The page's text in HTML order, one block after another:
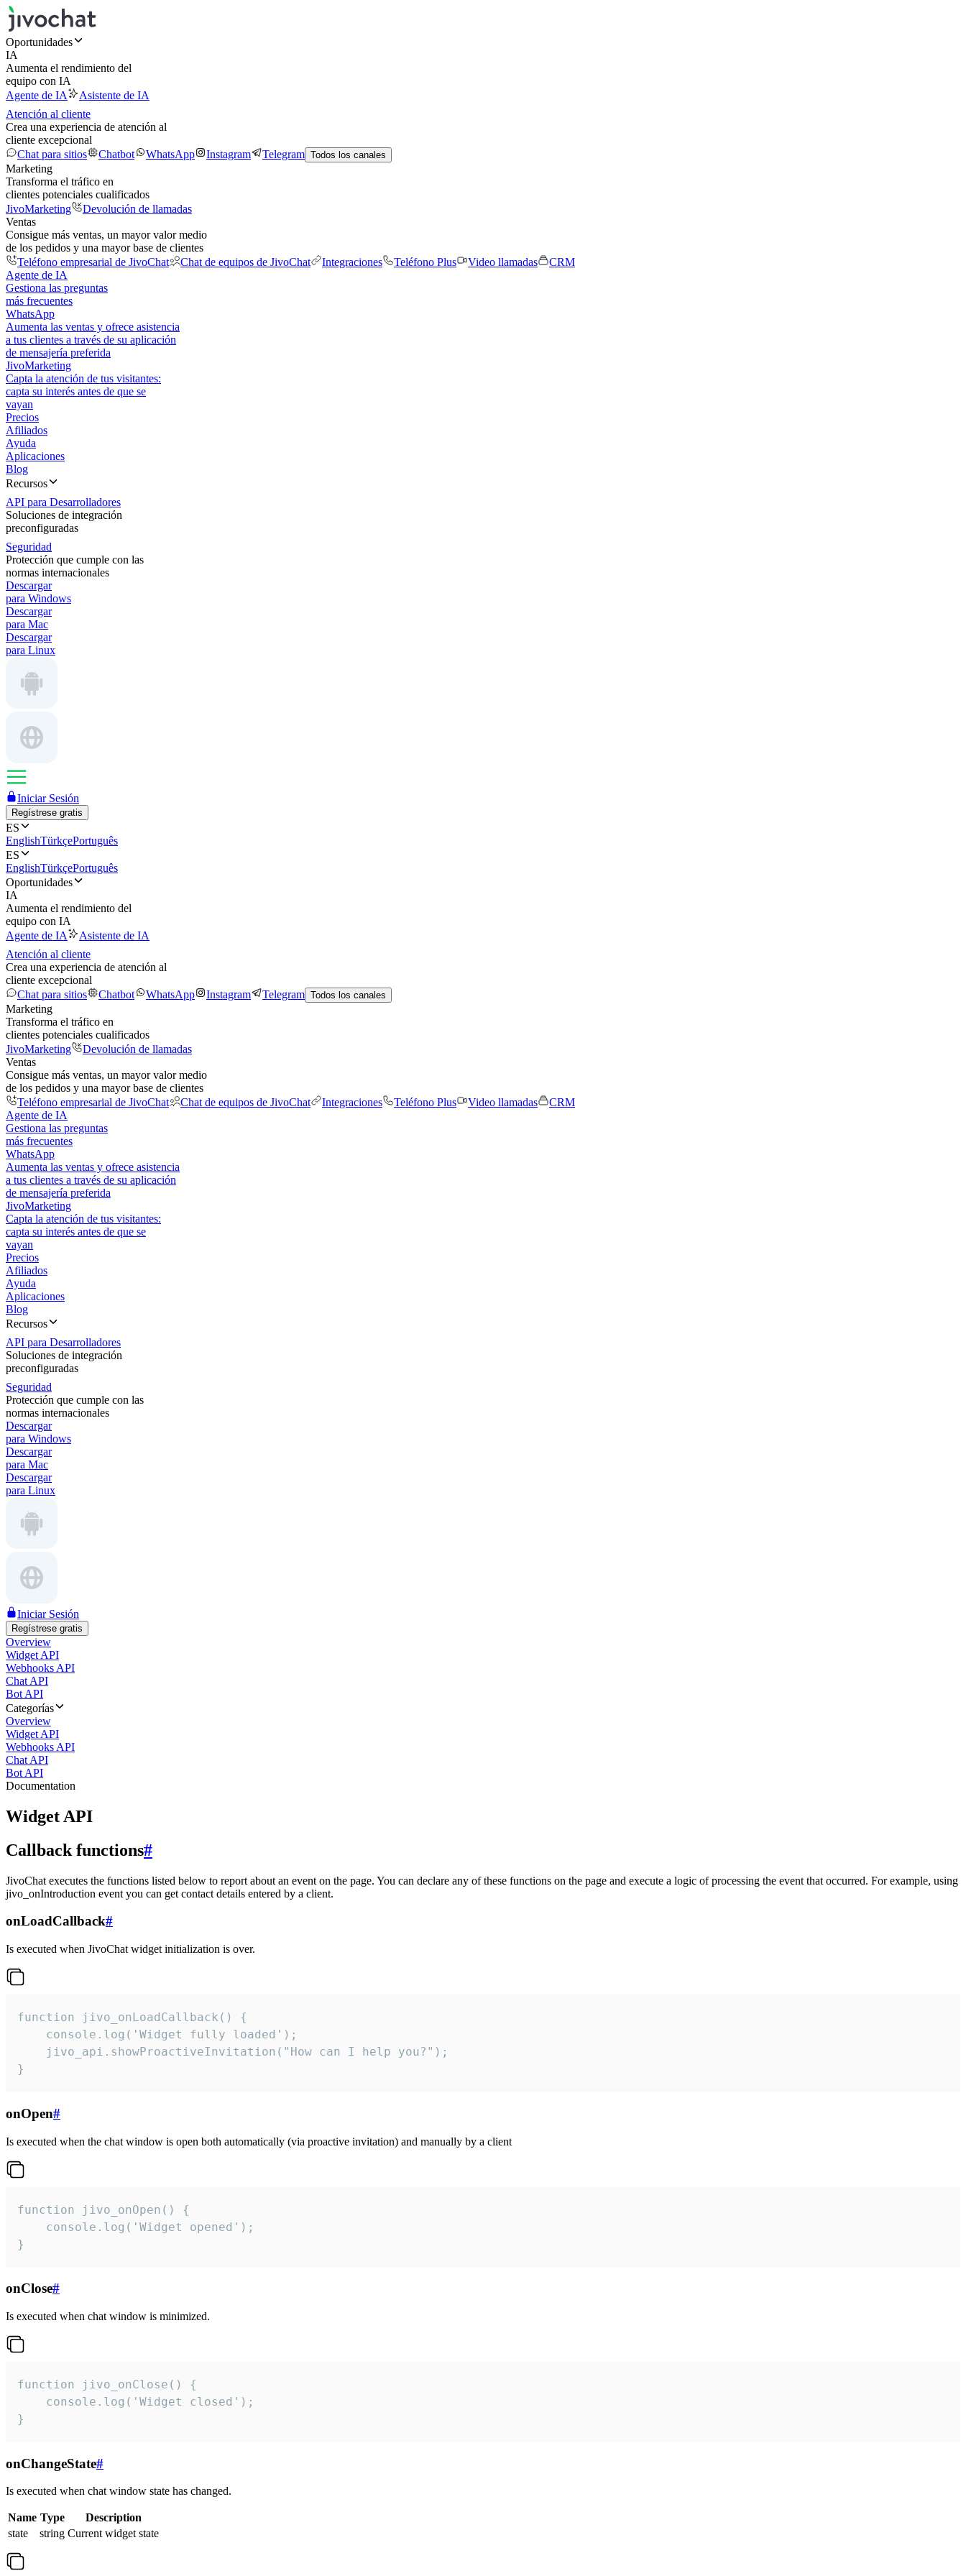
Oportunidades
IA
Aumenta el rendimiento del
equipo con IA
Agente de IA
Asistente de IA
Atención al cliente
Crea una experiencia de atención al
cliente excepcional
Chat para sitios
Chatbot WhatsApp Instagram Telegram Todos los canales
Marketing
Transforma el tráfico en
clientes potenciales cualificados
JivoMarketing
Devolución de llamadas
Ventas
Consigue más ventas, un mayor valor medio
de los pedidos y una mayor base de clientes
Teléfono empresarial de JivoChat
Chat de equipos de JivoChat Integraciones Teléfono Plus Video llamadas
CRM
Agente de IA
Gestiona las preguntas
más frecuentes
WhatsApp
Aumenta las ventas y ofrece asistencia
a tus clientes a través de su aplicación
de mensajería preferida
JivoMarketing
Capta la atención de tus visitantes:
capta su interés antes de que se
vayan
Precios
Afiliados
Ayuda
Aplicaciones
Blog
Recursos
API para Desarrolladores
Soluciones de integración
preconfiguradas
Seguridad
Protección que cumple con las
normas internacionales
Descargar
para Windows
Descargar
para Mac
Descargar
para Linux
Iniciar Sesión
Regístrese gratis
ES
EnglishTürkçePortuguês
ES
EnglishTürkçePortuguês
Oportunidades
IA
Aumenta el rendimiento del
equipo con IA
Agente de IA
Asistente de IA
Atención al cliente
Crea una experiencia de atención al
cliente excepcional
Chat para sitios
Chatbot WhatsApp Instagram Telegram Todos los canales
Marketing
Transforma el tráfico en
clientes potenciales cualificados
JivoMarketing
Devolución de llamadas
Ventas
Consigue más ventas, un mayor valor medio
de los pedidos y una mayor base de clientes
Teléfono empresarial de JivoChat
Chat de equipos de JivoChat Integraciones Teléfono Plus Video llamadas
CRM
Agente de IA
Gestiona las preguntas
más frecuentes
WhatsApp
Aumenta las ventas y ofrece asistencia
a tus clientes a través de su aplicación
de mensajería preferida
JivoMarketing
Capta la atención de tus visitantes:
capta su interés antes de que se
vayan
Precios
Afiliados
Ayuda
Aplicaciones
Blog
Recursos
API para Desarrolladores
Soluciones de integración
preconfiguradas
Seguridad
Protección que cumple con las
normas internacionales
Descargar
para Windows
Descargar
para Mac
Descargar
para Linux
Iniciar Sesión
Regístrese gratis
Overview
Widget API
Webhooks API
Chat API
Bot API
Categorías
Overview
Widget API
Webhooks API
Chat API
Bot API
Documentation
Widget API
Callback functions#
JivoChat executes the functions listed below to report about an event on the page. You can declare any of these functions on the page and execute a logic of processing the event that occurred. For example, using
jivo_onIntroduction event you can get contact details entered by a client.
onLoadCallback#
Is executed when JivoChat widget initialization is over.
function jivo_onLoadCallback() {
    console.log('Widget fully loaded');
    jivo_api.showProactiveInvitation("How can I help you?");
}
onOpen#
Is executed when the chat window is open both automatically (via proactive invitation) and manually by a client
function jivo_onOpen() {
    console.log('Widget opened');
}
onClose#
Is executed when chat window is minimized.
function jivo_onClose() {
    console.log('Widget closed');
}
onChangeState#
Is executed when chat window state has changed.
Name Type
Description
state
string Current widget state